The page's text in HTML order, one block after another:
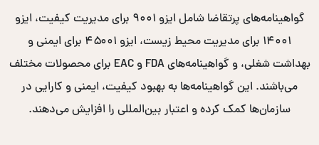
گواهینامه‌های پرتقاضا شامل ایزو ۹۰۰۱ برای مدیریت کیفیت، ایزو
۱۴۰۰۱ برای مدیریت محیط زیست، ایزو ۴۵۰۰۱ برای ایمنی و
بهداشت شغلی، و گواهینامه‌های FDA و EAC برای محصولات مختلف
می‌باشند. این گواهینامه‌ها به بهبود کیفیت، ایمنی و کارایی در
سازمان‌ها کمک کرده و اعتبار بین‌المللی را افزایش می‌دهند.